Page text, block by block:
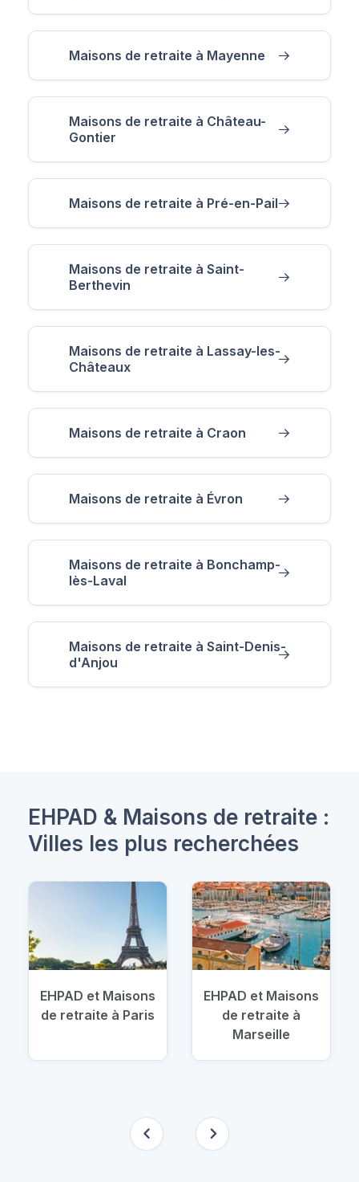
Maisons de retraite à Mayenne
Maisons de retraite à Château-
Gontier
Maisons de retraite à Pré-en-Pail
Maisons de retraite à Saint-
Berthevin
Maisons de retraite à Lassay-les-
Châteaux
Maisons de retraite à Craon
Maisons de retraite à Évron
Maisons de retraite à Bonchamp-
lès-Laval
Maisons de retraite à Saint-Denis-
d'Anjou
EHPAD & Maisons de retraite :
Villes les plus recherchées
EHPAD et Maisons
de retraite à Paris
EHPAD et Maisons
de retraite à
Marseille